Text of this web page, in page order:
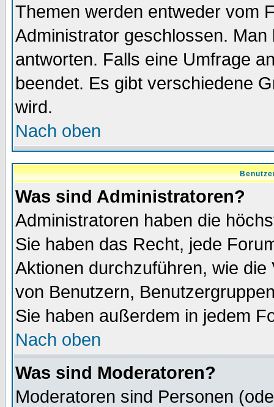
Themen werden entweder vom
Administrator geschlossen.
antworten. Falls eine Umfrage
beendet. Es gibt verschiedene
wird.
Nach oben
Was sind Administratoren?
Administratoren haben die
Sie haben das Recht, jede
Aktionen durchzuführen, wie
von Benutzern,
Sie haben außerdem in jedem
Nach oben
Was sind Moderatoren?
Moderatoren sind Personen